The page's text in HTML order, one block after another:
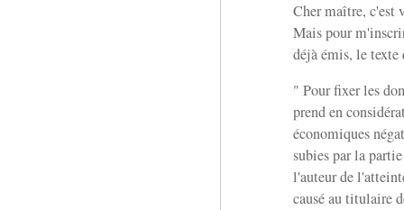
Cher maître, c'est
Mais pour
déjà émis, le
" Pour fixer les
prend en
économiques
subies par la
l'auteur de
causé au titulaire